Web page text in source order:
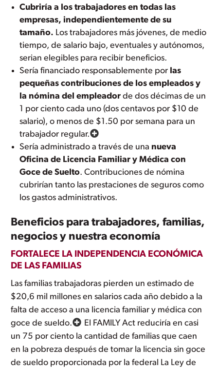
Cubriría a los trabajadores en todas las
empresas, independientemente de su
tamaño. Los trabajadores más jóvenes, de medio
tiempo, de salario bajo, eventuales y autónomos,
serian elegibles para recibir beneficios.
Sería financiado responsablemente por las
pequeñas contribuciones de los empleados y
la nómina del empleador de dos décimas de un
1 por ciento cada uno (dos centavos por $10 de
salario), o menos de $1.50 por semana para un
trabajador regular.
Sería administrado a través de una nueva
Oficina de Licencia Familiar y Médica con
Goce de Suelto. Contribuciones de nómina
cubrirían tanto las prestaciones de seguros como
los gastos administrativos.
Beneficios para trabajadores, familias,
negocios y nuestra economía
FORTALECE LA INDEPENDENCIA ECONÓMICA
DE LAS FAMILIAS
Las familias trabajadoras pierden un estimado de
$20,6 mil millones en salarios cada año debido a la
falta de acceso a una licencia familiar y médica con
goce de sueldo.
El FAMILY Act reduciría en casi
un 75 por ciento la cantidad de familias que caen
en la pobreza después de tomar la licencia sin goce
de sueldo proporcionada por la federal La Ley de